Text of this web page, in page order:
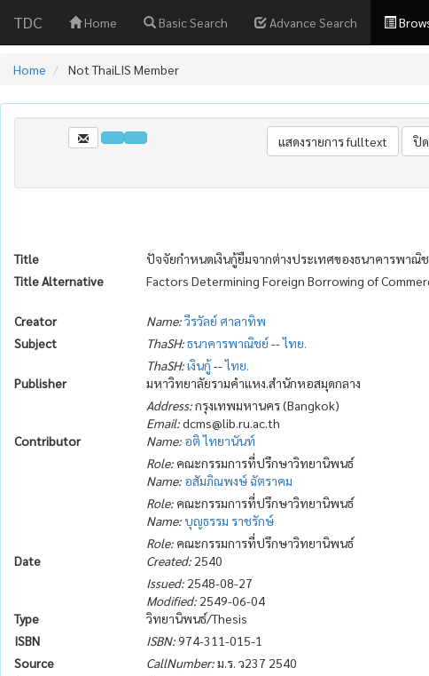
TDC Home Basic Search Advance Search
Home Not ThaiLIS Member
Title
ปัจจัยกำหนดเงินกู้ยืมจากต่างประเทศของธนาคารพาณิ
Title Alternative
Factors Determining Foreign Borrowing of
Creator Name:วีรวัลย์ ศาลาทิพ
Subject
ThaSH:ธนาคารพาณิชย์--ไทย.
ThaSH:เงินกู้--ไทย.
Publisher
มหาวิทยาลัยรามคำแหง.สำนักหอสมุดกลาง
Address:กรุงเทพมหานคร (Bangkok)
Email:dcms@lib.ru.ac.th
Contributor
Name: อติ ไทยานันท์
Role: คณะกรรมการที่ปรึกษาวิทยานิพนธ์
Name: อสัมภิณพงษ์ ฉัตราคม
Role: คณะกรรมการที่ปรึกษาวิทยานิพนธ์
Name:บุญธรรม ราชรักษ์
Role: คณะกรรมการที่ปรึกษาวิทยานิพนธ์
Date
Created: 2540
Issued: 2548-08-27
Modified: 2549-06-04
Type
วิทยานิพนธ์/Thesis
ISBN
ISBN:974-311-015-1
Source
CallNumber:ม.ร. ว237 2540